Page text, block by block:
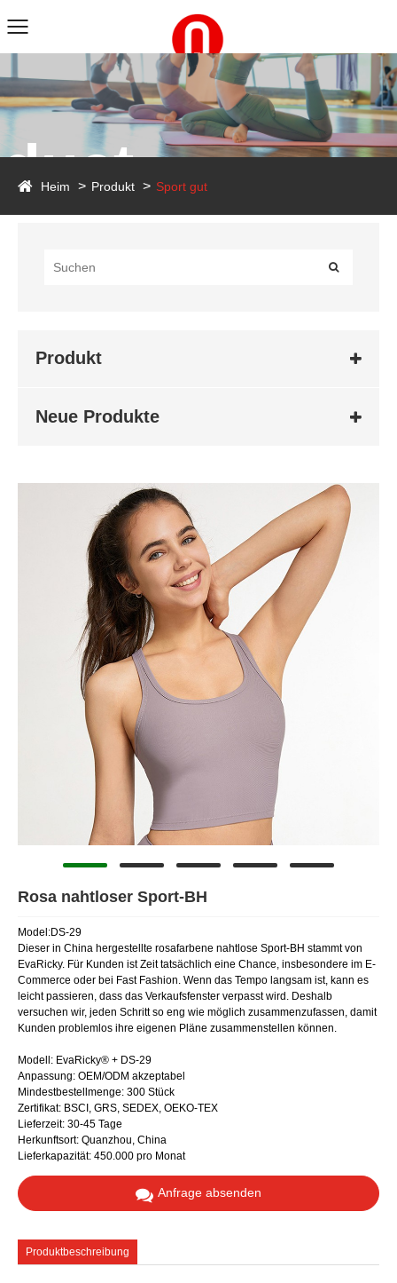
Heim Produkt Sport gut
Produkt
Neue Produkte
Rosa nahtloser Sport-BH
Model:DS-29
Dieser in China hergestellte rosafarbene nahtlose Sport-BH stammt von
EvaRicky. Für Kunden ist Zeit tatsächlich eine Chance, insbesondere im E-
Commerce oder bei Fast Fashion. Wenn das Tempo langsam ist, kann es
leicht passieren, dass das Verkaufsfenster verpasst wird. Deshalb
versuchen wir, jeden Schritt so eng wie möglich zusammenzufassen, damit
Kunden problemlos ihre eigenen Pläne zusammenstellen können.
Modell: EvaRicky® + DS-29
Anpassung: OEM/ODM akzeptabel
Mindestbestellmenge: 300 Stück
Zertifikat: BSCI, GRS, SEDEX, OEKO-TEX
Lieferzeit: 30-45 Tage
Herkunftsort: Quanzhou, China
Lieferkapazität: 450.000 pro Monat
Anfrage absenden
Produktbeschreibung